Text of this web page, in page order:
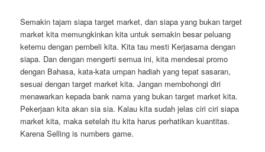
Semakin tajam siapa target market, dan siapa yang bukan target
market kita memungkinkan kita untuk semakin besar peluang
ketemu dengan pembeli kita. Kita tau mesti Kerjasama dengan
siapa. Dan dengan mengerti semua ini, kita mendesai promo
dengan Bahasa, kata-kata umpan hadiah yang tepat sasaran,
sesuai dengan target market kita. Jangan membohongi diri
menawarkan kepada bank nama yang bukan target market kita.
Pekerjaan kita akan sia sia. Kalau kita sudah jelas ciri ciri siapa
market kita, maka setelah itu kita harus perhatikan kuantitas.
Karena Selling is numbers game.